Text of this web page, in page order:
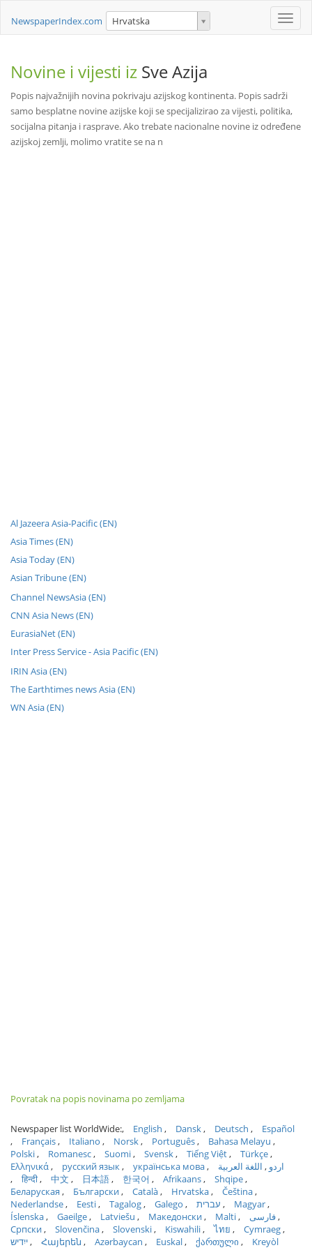
Toggle
NewspaperIndex.com Hrvatska
Novine i vijesti iz Sve Azija
Popis najvažnijih novina pokrivaju azijskog kontinenta. Popis sadrži
samo besplatne novine azijske koji se specijalizirao za vijesti, politika,
socijalna pitanja i rasprave. Ako trebate nacionalne novine iz određene
azijskoj zemlji, molimo vratite se na n
Al Jazeera Asia-Pacific (EN)
Asia Times (EN)
Asia Today (EN)
Asian Tribune (EN)
Channel NewsAsia (EN)
CNN Asia News (EN)
EurasiaNet (EN)
Inter Press Service - Asia Pacific (EN)
IRIN Asia (EN)
The Earthtimes news Asia (EN)
WN Asia (EN)
Povratak na popis novinama po zemljama
Newspaper list WorldWide: English Dansk Deutsch
Español
Français
Italiano Norsk Português
Bahasa Melayu
Polski
Romanesc Suomi Svensk Tiếng Việt
Türkçe
Ελληνικά
русский язык українська мова اردو
اللغة العربية
हिन्दी
中文 日本語 한국어 Afrikaans
Shqipe
Беларуская
Български Català Hrvatska
Čeština
Nederlandse
Eesti Tagalog Galego עברית
Magyar
Íslenska
Gaeilge Latviešu Македонски Malti
فارسی
Српски
Slovenčina Slovenski Kiswahili ไทย
Cymraeg
ייִדיש
Հայերեն Azərbaycan Euskal ქართული
Kreyòl